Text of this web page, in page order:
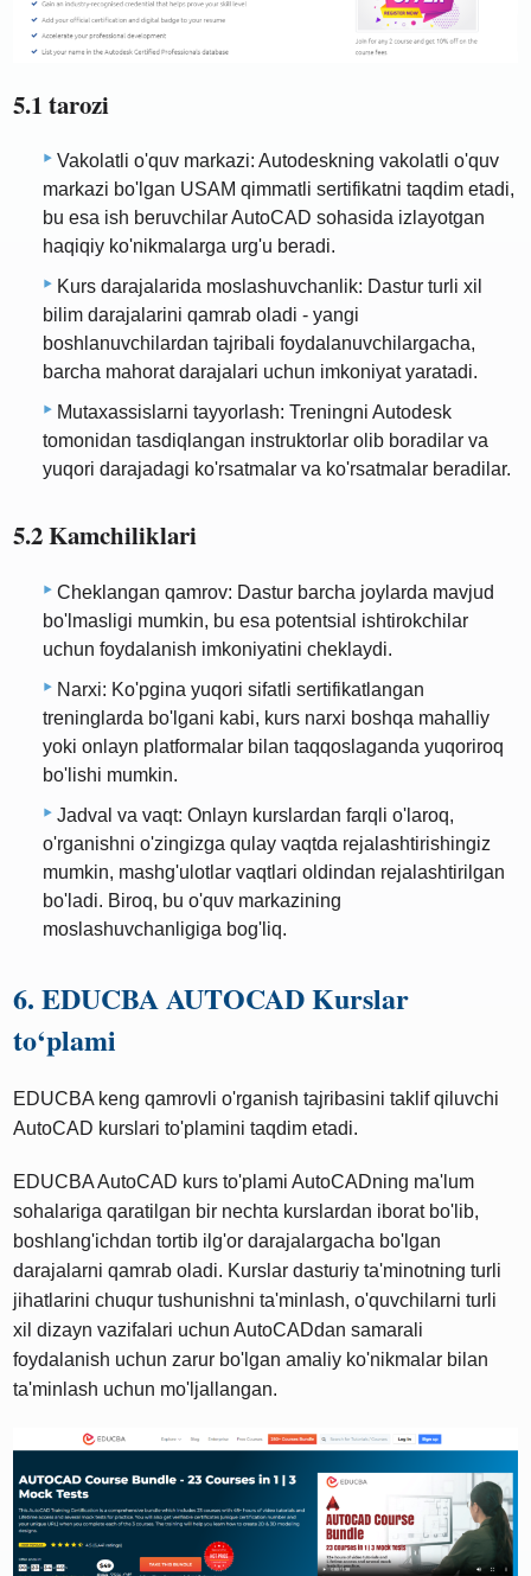
5.1 tarozi
Vakolatli o'quv markazi: Autodeskning vakolatli o'quv
markazi bo'lgan USAM qimmatli sertifikatni taqdim etadi,
bu esa ish beruvchilar AutoCAD sohasida izlayotgan
haqiqiy ko'nikmalarga urg'u beradi.
Kurs darajalarida moslashuvchanlik: Dastur turli xil
bilim darajalarini qamrab oladi - yangi
boshlanuvchilardan tajribali foydalanuvchilargacha,
barcha mahorat darajalari uchun imkoniyat yaratadi.
Mutaxassislarni tayyorlash: Treningni Autodesk
tomonidan tasdiqlangan instruktorlar olib boradilar va
yuqori darajadagi ko'rsatmalar va ko'rsatmalar beradilar.
5.2 Kamchiliklari
Cheklangan qamrov: Dastur barcha joylarda mavjud
bo'lmasligi mumkin, bu esa potentsial ishtirokchilar
uchun foydalanish imkoniyatini cheklaydi.
Narxi: Ko'pgina yuqori sifatli sertifikatlangan
treninglarda bo'lgani kabi, kurs narxi boshqa mahalliy
yoki onlayn platformalar bilan taqqoslaganda yuqoriroq
bo'lishi mumkin.
Jadval va vaqt: Onlayn kurslardan farqli o'laroq,
o'rganishni o'zingizga qulay vaqtda rejalashtirishingiz
mumkin, mashg'ulotlar vaqtlari oldindan rejalashtirilgan
bo'ladi. Biroq, bu o'quv markazining
moslashuvchanligiga bog'liq.
6. EDUCBA AUTOCAD Kurslar
to‘plami
EDUCBA keng qamrovli o'rganish tajribasini taklif qiluvchi
AutoCAD kurslari to'plamini taqdim etadi.
EDUCBA AutoCAD kurs to'plami AutoCADning ma'lum
sohalariga qaratilgan bir nechta kurslardan iborat bo'lib,
boshlang'ichdan tortib ilg'or darajalargacha bo'lgan
darajalarni qamrab oladi. Kurslar dasturiy ta'minotning turli
jihatlarini chuqur tushunishni ta'minlash, o'quvchilarni turli
xil dizayn vazifalari uchun AutoCADdan samarali
foydalanish uchun zarur bo'lgan amaliy ko'nikmalar bilan
ta'minlash uchun mo'ljallangan.